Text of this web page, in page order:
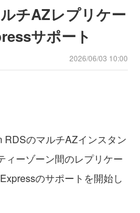
チAZレプリケー
サポート
2026/06/03 10:00
のマルチAZインスタン
ィーゾーン間のレプリケー
のサポートを開始し